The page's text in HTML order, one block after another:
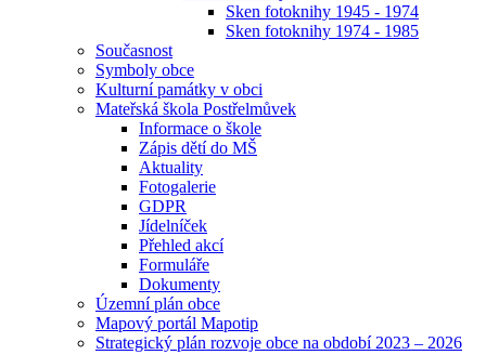
Sken fotoknihy 1945 - 1974
Sken fotoknihy 1974 - 1985
Současnost
Symboly obce
Kulturní památky v obci
Mateřská škola Postřelmůvek
Informace o škole
Zápis dětí do MŠ
Aktuality
Fotogalerie
GDPR
Jídelníček
Přehled akcí
Formuláře
Dokumenty
Územní plán obce
Mapový portál Mapotip
Strategický plán rozvoje obce na období 2023 – 2026